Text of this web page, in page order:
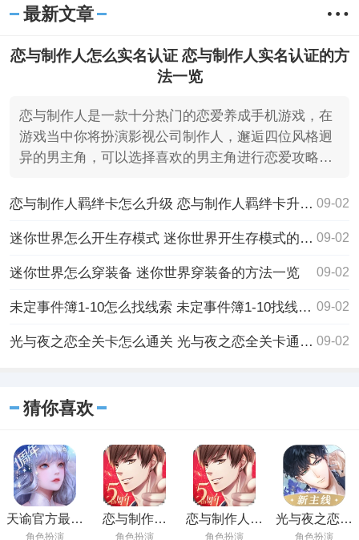
最新文章
恋与制作人怎么实名认证 恋与制作人实名认证的方
法一览
恋与制作人是一款十分热门的恋爱养成手机游戏，在
游戏当中你将扮演影视公司制作人，邂逅四位风格迥
异的男主角，可以选择喜欢的男主角进行恋爱攻略，
恋与制作人羁绊卡怎么升级 恋与制作人羁绊卡升级的方法一览 09-02
迷你世界怎么开生存模式 迷你世界开生存模式的方法详情 09-02
迷你世界怎么穿装备 迷你世界穿装备的方法一览 09-02
未定事件簿1-10怎么找线索 未定事件簿1-10找线索的方法 09-02
光与夜之恋全关卡怎么通关 光与夜之恋全关卡通关的方法详情 09-02
猜你喜欢
天谕官方最新
免费
角色扮演
恋与制作人
2023免费下载
角色扮演
恋与制作人官
方最新版免费
角色扮演
光与夜之恋免
费官方版
角色扮演